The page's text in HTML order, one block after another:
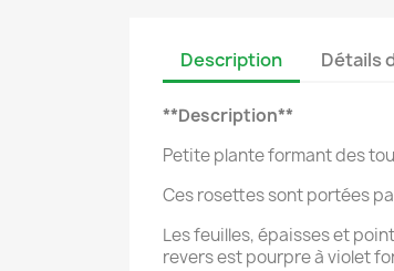
Description Détails
**Description**
Petite plante formant des
Ces rosettes sont portées
Les feuilles, épaisses et
revers est pourpre à violet